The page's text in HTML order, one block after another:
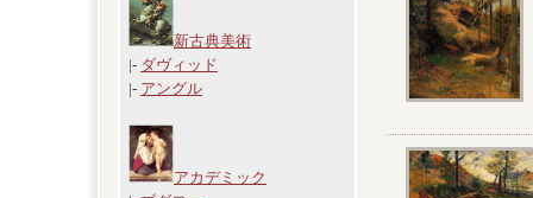
新古典美術
|- ダヴィッド
|- アングル
アカデミック